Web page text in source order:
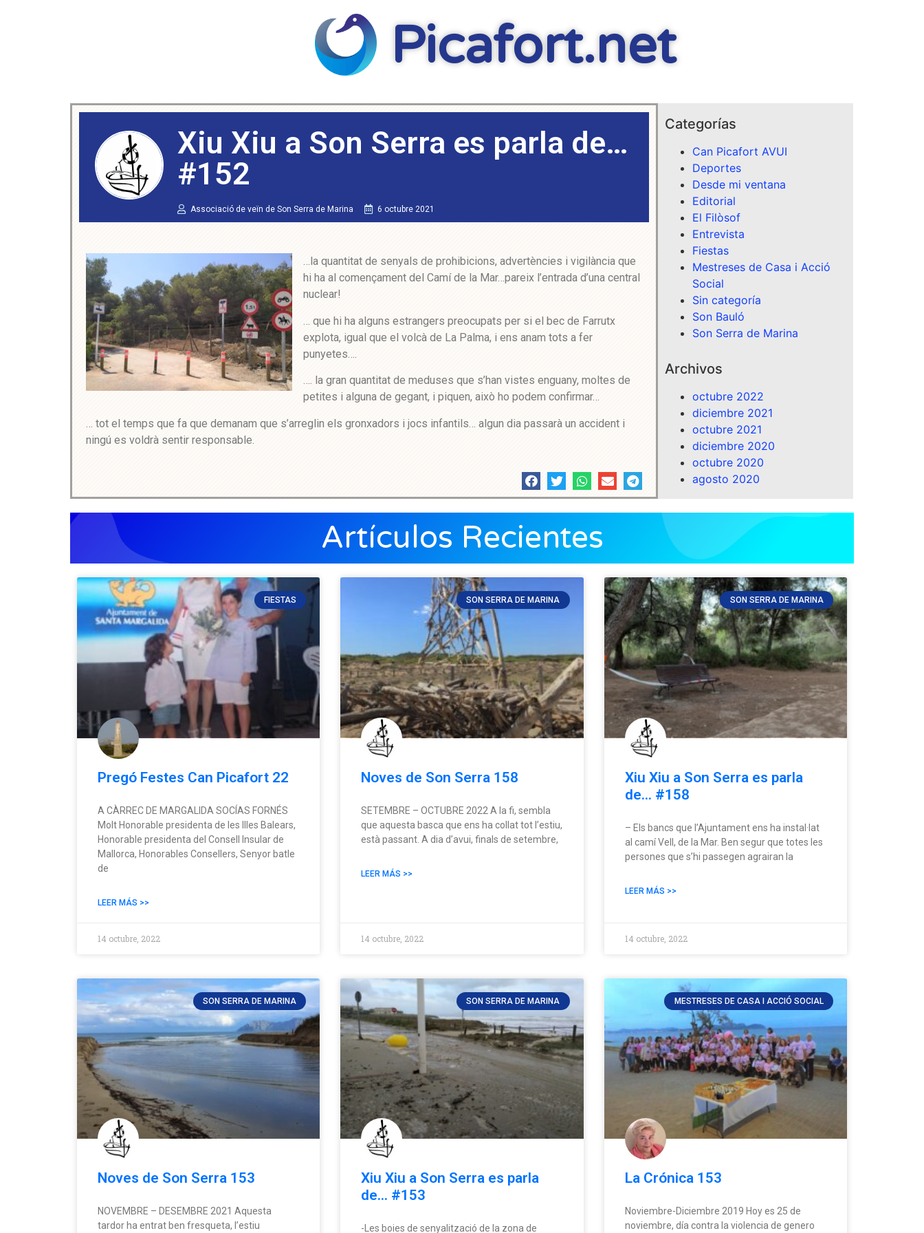
Picafort.net
Xiu Xiu a Son Serra es parla de…
#152
Associació de veïn de Son Serra de Marina 6 octubre 2021
…la quantitat de senyals de prohibicions, advertències i vigilància que
hi ha al començament del Camí de la Mar…pareix l’entrada d’una central
nuclear!
… que hi ha alguns estrangers preocupats per si el bec de Farrutx
explota, igual que el volcà de La Palma, i ens anam tots a fer
punyetes….
…. la gran quantitat de meduses que s’han vistes enguany, moltes de
petites i alguna de gegant, i piquen, això ho podem confirmar…
… tot el temps que fa que demanam que s’arreglin els gronxadors i jocs infantils… algun dia passarà un accident i
ningú es voldrà sentir responsable.
Categorías
Can Picafort AVUI
Deportes
Desde mi ventana
Editorial
El Filòsof
Entrevista
Fiestas
Mestreses de Casa i Acció
Social
Sin categoría
Son Bauló
Son Serra de Marina
Archivos
octubre 2022
diciembre 2021
octubre 2021
diciembre 2020
octubre 2020
agosto 2020
Artículos Recientes
FIESTAS
Pregó Festes Can Picafort 22
A CÀRREC DE MARGALIDA SOCÍAS FORNÉS
Molt Honorable presidenta de les Illes Balears,
Honorable presidenta del Consell Insular de
Mallorca, Honorables Consellers, Senyor batle
de
LEER MÁS >>
14 octubre, 2022
SON SERRA DE MARINA
Noves de Son Serra 158
SETEMBRE – OCTUBRE 2022 A la fi, sembla
que aquesta basca que ens ha collat tot l’estiu,
està passant. A dia d’avui, finals de setembre,
LEER MÁS >>
14 octubre, 2022
SON SERRA DE MARINA
Xiu Xiu a Son Serra es parla
de… #158
– Els bancs que l’Ajuntament ens ha instal·lat
al camí Vell, de la Mar. Ben segur que totes les
persones que s’hi passegen agrairan la
LEER MÁS >>
14 octubre, 2022
SON SERRA DE MARINA
Noves de Son Serra 153
NOVEMBRE – DESEMBRE 2021 Aquesta
tardor ha entrat ben fresqueta, l’estiu
SON SERRA DE MARINA
Xiu Xiu a Son Serra es parla
de… #153
-Les boies de senyalització de la zona de
MESTRESES DE CASA I ACCIÓ SOCIAL
La Crónica 153
Noviembre-Diciembre 2019 Hoy es 25 de
noviembre, día contra la violencia de genero